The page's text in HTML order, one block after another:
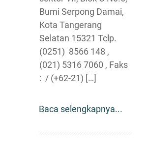
Bumi Serpong Damai,
Kota Tangerang
Selatan 15321 Tclp.
(0251) 8566 148 ,
(021) 5316 7060 , Faks
: / (+62-21) […]
Baca selengkapnya...